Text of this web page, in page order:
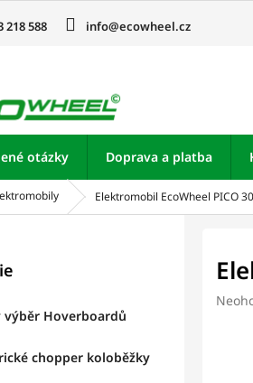
218 588 info@ecowheel.cz
otázky Doprava a platba
Elektromobil EcoWheel PICO
výběr Hoverboardů
chopper koloběžky